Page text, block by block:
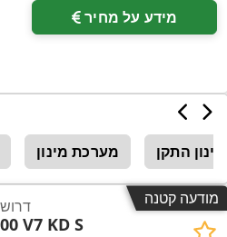
מידע על מחיר
מערכת מינון מינון התקן
מודעה קטנה
V7 KD S